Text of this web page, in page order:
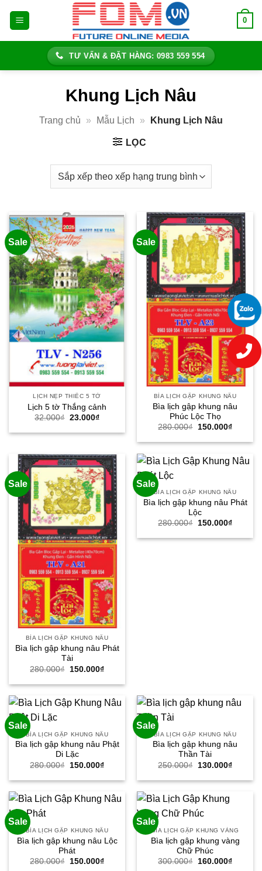
0
TƯ VẤN & ĐẶT HÀNG: 0983 559 554
Khung Lịch Nâu
Trang chủ » Mẫu Lịch » Khung Lịch Nâu
LỌC
Sale
LỊCH NẸP THIẾC 5 TỜ
Lịch 5 tờ Thắng cảnh
32.000₫ Giá
là:
23.000₫Giá
tại
Sale
BÌA LỊCH GẬP KHUNG NÂU
Bìa lịch gập khung nâu
Phúc Lộc Thọ
280.000₫
Giá
là:
150.000₫Giá
tại
Sale
BÌA LỊCH GẬP KHUNG NÂU
Bìa lịch gập khung nâu Phát
Tài
280.000₫
Giá
là:
150.000₫Giá
tại
150.000₫.
Sale
BÌA LỊCH GẬP KHUNG NÂU
Bìa lịch gập khung nâu Phát
Lộc
280.000₫
Giá
là:
150.000₫Giá
tại
Sale
BÌA LỊCH GẬP KHUNG NÂU
Bìa lịch gập khung nâu Phật
Di Lặc
280.000₫
Giá
là:
150.000₫Giá
tại
150.000₫.
Sale
BÌA LỊCH GẬP KHUNG NÂU
Bìa lịch gập khung nâu
Thần Tài
250.000₫
Giá
là:
130.000₫Giá
tại
Sale
BÌA LỊCH GẬP KHUNG NÂU
Bìa lịch gập khung nâu Lộc
Phát
280.000₫
Giá
150.000₫Giá
Sale
BÌA LỊCH GẬP KHUNG VÀNG
Bìa lịch gập khung vàng
Chữ Phúc
300.000₫
Giá
160.000₫Giá